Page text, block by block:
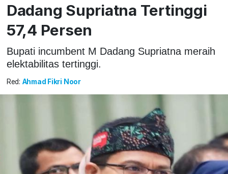
Dadang Supriatna Tertinggi
57,4 Persen
Bupati incumbent M Dadang Supriatna meraih
elektabilitas tertinggi.
Red: Ahmad Fikri Noor